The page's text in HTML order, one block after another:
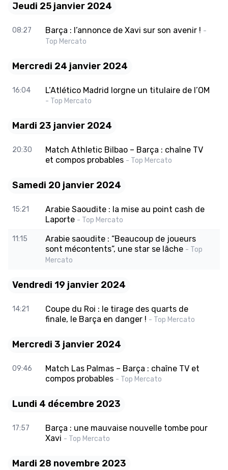
Jeudi 25 janvier 2024
08:27 Barça : l’annonce de Xavi sur son avenir ! -
Top Mercato
Mercredi 24 janvier 2024
16:04 L’Atlético Madrid lorgne un titulaire de l’OM
- Top Mercato
Mardi 23 janvier 2024
20:30
Match Athletic Bilbao – Barça : chaîne TV
et compos probables - Top Mercato
Samedi 20 janvier 2024
15:21
Arabie Saoudite : la mise au point cash de
Laporte - Top Mercato
11:15
Arabie saoudite : “Beaucoup de joueurs
sont mécontents”, une star se lâche - Top
Mercato
Vendredi 19 janvier 2024
14:21
Coupe du Roi : le tirage des quarts de
finale, le Barça en danger ! - Top Mercato
Mercredi 3 janvier 2024
09:46
Match Las Palmas – Barça : chaîne TV et
compos probables - Top Mercato
Lundi 4 décembre 2023
17:57
Barça : une mauvaise nouvelle tombe pour
Xavi - Top Mercato
Mardi 28 novembre 2023